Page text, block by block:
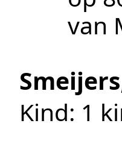
van
Smeijers
Kind: 1